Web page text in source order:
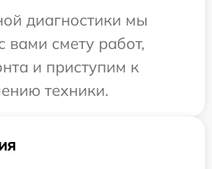
диагностики мы
вами смету работ,
и приступим к
техники.